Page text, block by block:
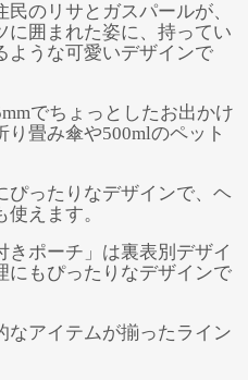
のリサとガスパールが、
に囲まれた姿に、持ってい
ような可愛いデザインで
でちょっとしたお出かけ
畳み傘や500mlのペット
ぴったりなデザインで、ヘ
えます。
きポーチ」は裏表別デザイ
にもぴったりなデザインで
なアイテムが揃ったライン